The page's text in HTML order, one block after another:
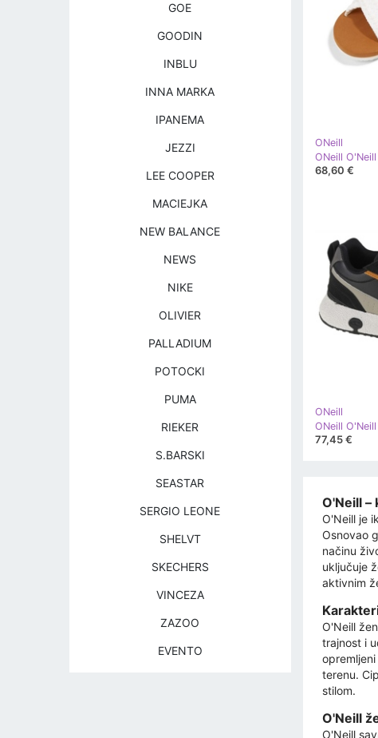
ONeill
68,60 €
ONeill
77,45 €
O'Neill –
O'Neill je
Osnovao
načinu
uključuje
aktivnim
O'Neill
trajnost i
terenu.
stilom.
O'Neill
O'Neill
GOE
GOODIN
INBLU
INNA MARKA
IPANEMA
JEZZI
LEE COOPER
MACIEJKA
NEW BALANCE
NEWS
NIKE
OLIVIER
PALLADIUM
POTOCKI
PUMA
RIEKER
S.BARSKI
SEASTAR
SERGIO LEONE
SHELVT
SKECHERS
VINCEZA
ZAZOO
EVENTO